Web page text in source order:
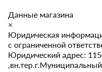
Данные магазина
×
Юридическая
с ограниченной
Юридический адрес: